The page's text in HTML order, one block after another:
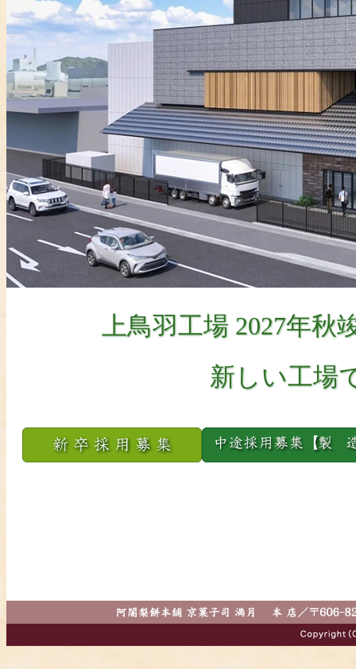
上鳥羽工場 2027年
新しい工場